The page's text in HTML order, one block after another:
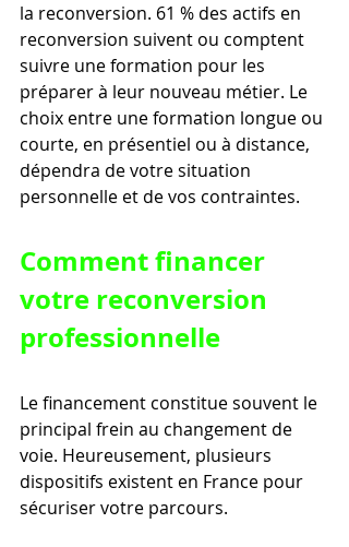
la reconversion. 61 % des actifs en
reconversion suivent ou comptent
suivre une formation pour les
préparer à leur nouveau métier. Le
choix entre une formation longue ou
courte, en présentiel ou à distance,
dépendra de votre situation
personnelle et de vos contraintes.
Comment financer
votre reconversion
professionnelle
Le financement constitue souvent le
principal frein au changement de
voie. Heureusement, plusieurs
dispositifs existent en France pour
sécuriser votre parcours.